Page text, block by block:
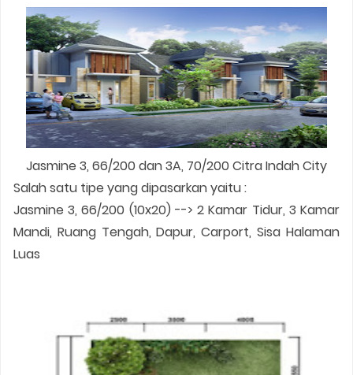
Jasmine 3, 66/200 dan 3A, 70/200 Citra Indah City
Salah satu tipe yang dipasarkan yaitu :
Jasmine 3, 66/200 (10x20) --> 2 Kamar Tidur, 3 Kamar
Mandi, Ruang Tengah, Dapur, Carport, Sisa Halaman
Luas